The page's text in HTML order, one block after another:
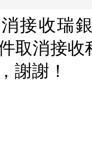
接收瑞
取消接收
謝謝！